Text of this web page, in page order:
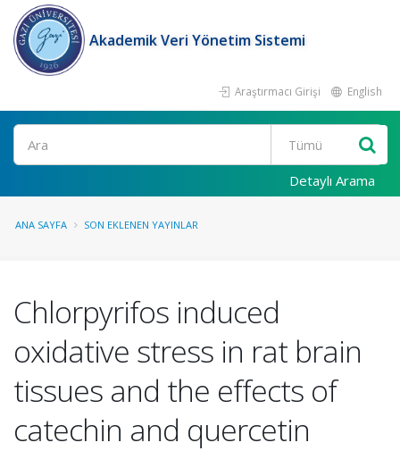
Akademik Veri Yönetim Sistemi
Araştırmacı Girişi English
Ara
Detaylı Arama
ANA SAYFA SON EKLENEN YAYINLAR
Chlorpyrifos induced
oxidative stress in rat brain
tissues and the effects of
catechin and quercetin